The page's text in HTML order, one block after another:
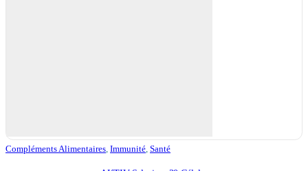
Compléments Alimentaires Immunité Santé